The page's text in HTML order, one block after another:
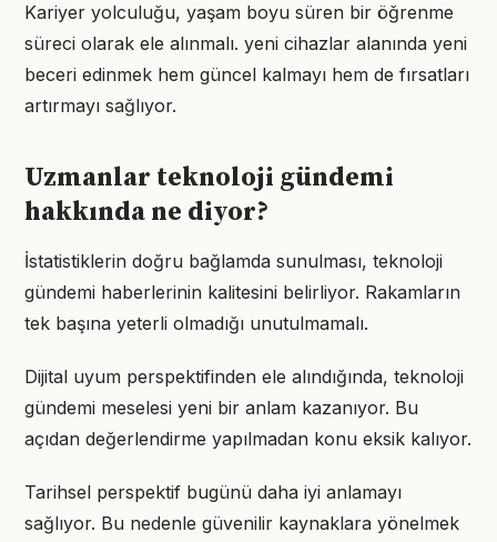
Kariyer yolculuğu, yaşam boyu süren bir öğrenme
süreci olarak ele alınmalı. yeni cihazlar alanında yeni
beceri edinmek hem güncel kalmayı hem de fırsatları
artırmayı sağlıyor.
Uzmanlar teknoloji gündemi
hakkında ne diyor?
İstatistiklerin doğru bağlamda sunulması, teknoloji
gündemi haberlerinin kalitesini belirliyor. Rakamların
tek başına yeterli olmadığı unutulmamalı.
Dijital uyum perspektifinden ele alındığında, teknoloji
gündemi meselesi yeni bir anlam kazanıyor. Bu
açıdan değerlendirme yapılmadan konu eksik kalıyor.
Tarihsel perspektif bugünü daha iyi anlamayı
sağlıyor. Bu nedenle güvenilir kaynaklara yönelmek